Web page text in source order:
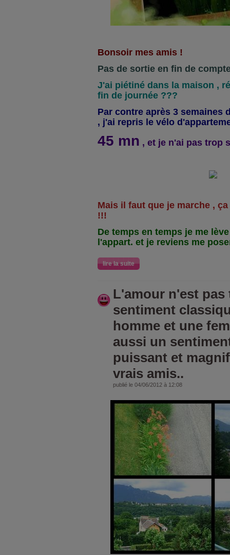
Bonsoir mes amis !
Pas de sortie en fin de
J'ai piétiné dans la maison ,
fin de journée ???
Par contre après 3 semaines
, j'ai repris le vélo
45 mn , et je n'ai pas trop
Mais il faut que je marche ,
!!!
De temps en temps je me
l'appart. et je reviens me
lire la suite
L'amour n'est
sentiment
homme et une
aussi un
puissant et
vrais amis..
publié le 04/06/2012 à 12:08